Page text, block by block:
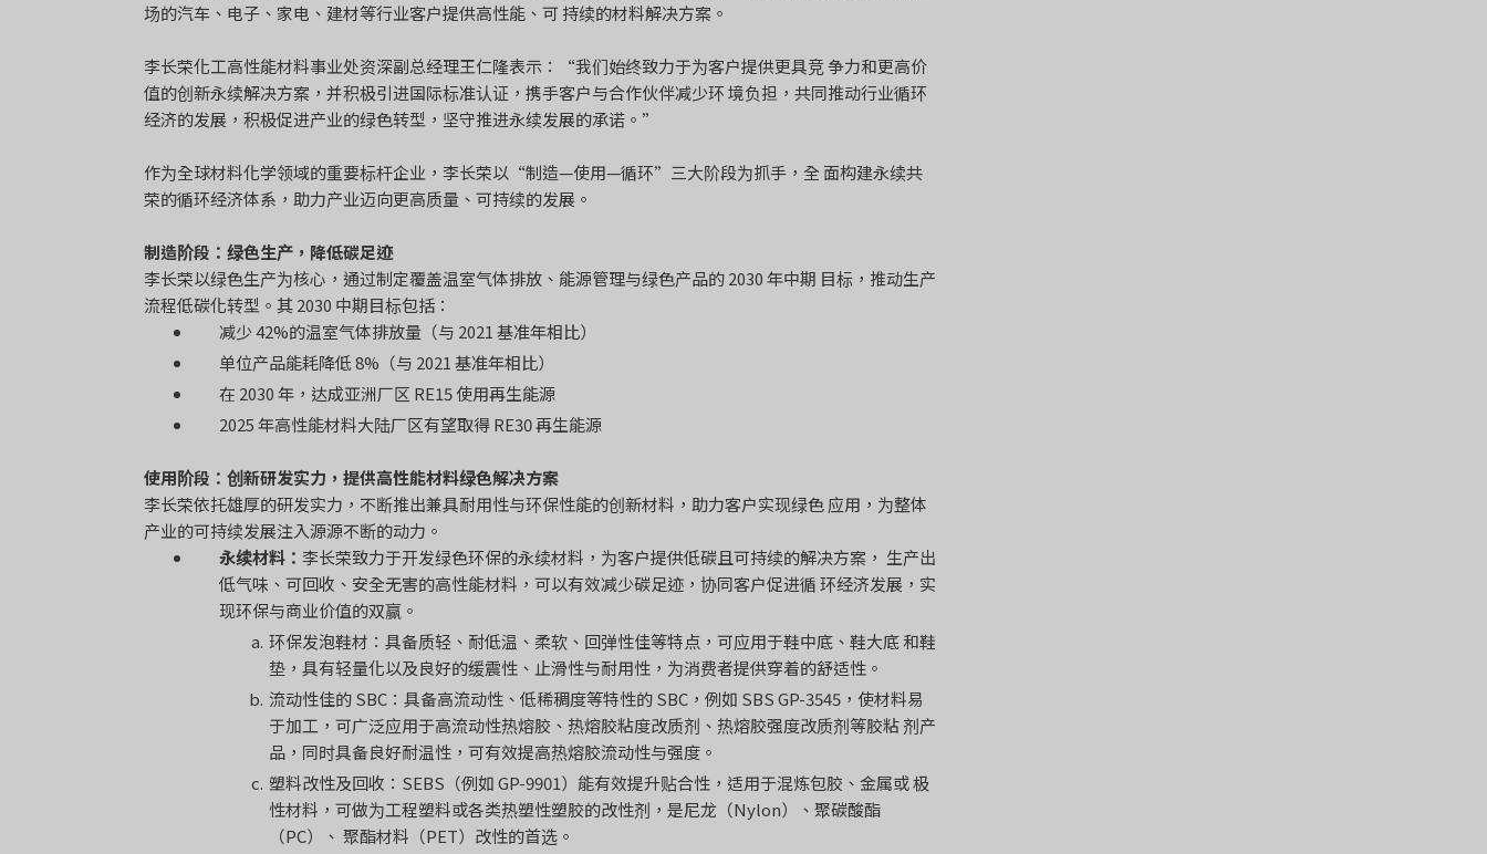
场的汽车、电子、家电、建材等行业客户提供高性能、可 持续的材料解决方案。
李长荣化工高性能材料事业处资深副总经理王仁隆表示：“我们始终致力于为客户提供更具竞 争力和更高价
值的创新永续解决方案，并积极引进国际标准认证，携手客户与合作伙伴减少环 境负担，共同推动行业循环
经济的发展，积极促进产业的绿色转型，坚守推进永续发展的承诺。”
作为全球材料化学领域的重要标杆企业，李长荣以“制造—使用—循环”三大阶段为抓手，全 面构建永续共
荣的循环经济体系，助力产业迈向更高质量、可持续的发展。
制造阶段：绿色生产，降低碳足迹
李长荣以绿色生产为核心，通过制定覆盖温室气体排放、能源管理与绿色产品的 2030 年中期 目标，推动生产
流程低碳化转型。其 2030 中期目标包括：
减少 42%的温室气体排放量（与 2021 基准年相比）
单位产品能耗降低 8%（与 2021 基准年相比）
在 2030 年，达成亚洲厂区 RE15 使用再生能源
2025 年高性能材料大陆厂区有望取得 RE30 再生能源
使用阶段：创新研发实力，提供高性能材料绿色解决方案
李长荣依托雄厚的研发实力，不断推出兼具耐用性与环保性能的创新材料，助力客户实现绿色 应用，为整体
产业的可持续发展注入源源不断的动力。
永续材料： 李长荣致力于开发绿色环保的永续材料，为客户提供低碳且可持续的解决方案， 生产出
低气味、可回收、安全无害的高性能材料，可以有效减少碳足迹，协同客户促进循 环经济发展，实
现环保与商业价值的双赢。
环保发泡鞋材：具备质轻、耐低温、柔软、回弹性佳等特点，可应用于鞋中底、鞋大底 和鞋
垫，具有轻量化以及良好的缓震性、止滑性与耐用性，为消费者提供穿着的舒适性。
流动性佳的 SBC：具备高流动性、低稀稠度等特性的 SBC，例如 SBS GP-3545，使材料易
于加工，可广泛应用于高流动性热熔胶、热熔胶粘度改质剂、热熔胶强度改质剂等胶粘 剂产
品，同时具备良好耐温性，可有效提高热熔胶流动性与强度。
塑料改性及回收：SEBS（例如 GP-9901）能有效提升贴合性，适用于混炼包胶、金属或 极
性材料，可做为工程塑料或各类热塑性塑胶的改性剂，是尼龙（Nylon）、聚碳酸酯
（PC）、 聚酯材料（PET）改性的首选。